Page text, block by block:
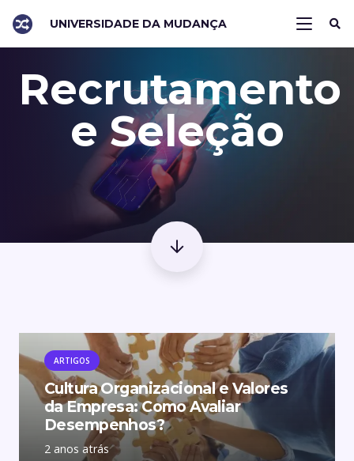
UNIVERSIDADE DA MUDANÇA
Recrutamento
e Seleção
ARTIGOS
Cultura Organizacional e Valores
da Empresa: Como Avaliar
Desempenhos?
2 anos atrás